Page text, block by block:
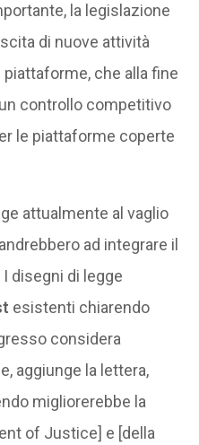
la legislazione
di nuove attività
che alla fine
controllo competitivo
le piattaforme coperte
attualmente al vaglio
ad integrare il
disegni di legge
esistenti chiarendo
considera
aggiunge la lettera,
migliorerebbe la
of Justice] e [della